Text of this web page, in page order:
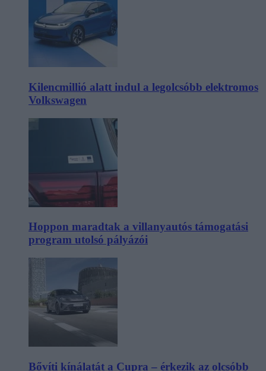
Kilencmillió alatt indul a legolcsóbb elektromos
Volkswagen
Hoppon maradtak a villanyautós támogatási
program utolsó pályázói
Bővíti kínálatát a Cupra – érkezik az olcsóbb